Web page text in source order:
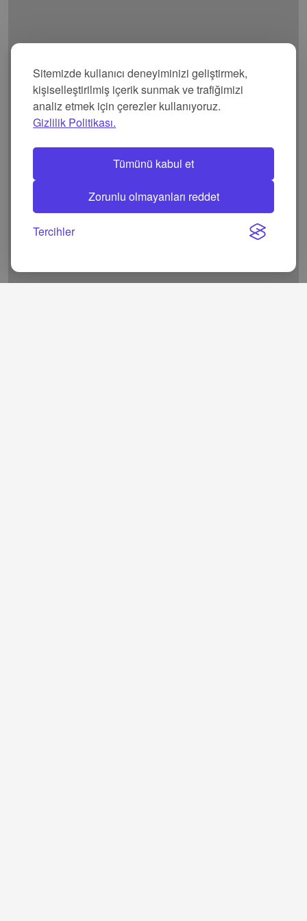
Sitemizde kullanıcı deneyiminizi geliştirmek,
kişiselleştirilmiş içerik sunmak ve trafiğimizi
analiz etmek için çerezler kullanıyoruz.
Gizlilik Politikası.
Tümünü kabul et
Zorunlu olmayanları reddet
Tercihler